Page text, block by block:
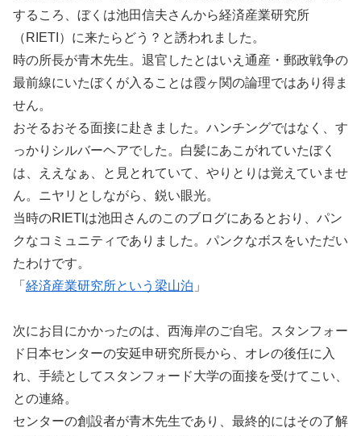
するころ、ぼくは池田信夫さんから経済産業研究所
（RIETI）に来たらどう？と誘われました。
時の所長が青木先生。退官したとはいえ通産・郵政戦争の
最前線にいたぼくが入ることは霞ヶ関の論理ではあり得ま
せん。
おそるおそる面接に赴きました。ハンチングではなく、す
っかりシルバーヘアでした。白髪にあこがれていたぼく
は、ええなぁ、と見とれていて、やりとりは覚えていませ
ん。ニヤリとしながら、鋭い眼光。
当時のRIETIは池田さんのこのブログにあるとおり、パン
クなコミュニティでありました。パンクなボスをいただい
たわけです。
「 経済産業研究所という梁山泊 」
次にお目にかかったのは、西海岸のご自宅。スタンフォー
ド日本センターの安延申研究所長から、オレの後任に入
れ、手続としてスタンフォード大学の面接を受けてこい、
との連絡。
センターの創設者が青木先生であり、最終的にはその了解